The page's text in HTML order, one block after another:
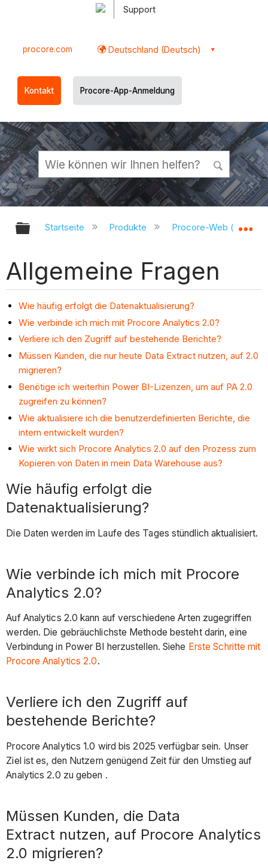
Support
procore.com Deutschland (Deutsch)
Kontakt Procore-App-Anmeldung
Globale Hierarchie auf- und
Startseite Produkte Procore-Web
Allgemeine Fragen
Wie häufig erfolgt die Datenaktualisierung?
Wie verbinde ich mich mit Procore Analytics 2.0?
Verliere ich den Zugriff auf bestehende Berichte?
Müssen Kunden, die nur heute Data Extract nutzen, auf 2.0
migrieren?
Benötige ich weiterhin Power BI-Lizenzen, um auf PA 2.0
zugreifen zu können?
Wie aktualisiere ich die benutzerdefinierten Berichte, die
intern entwickelt wurden?
Wie wirkt sich Procore Analytics 2.0 auf den Prozess zum
Kopieren von Daten in mein Data Warehouse aus?
Wie häufig erfolgt die
Datenaktualisierung?
Die Daten werden im Laufe des Tages stündlich aktualisiert.
Wie verbinde ich mich mit Procore
Analytics 2.0?
Auf Analytics 2.0 kann auf verschiedene Arten zugegriffen
werden. Die gebräuchlichste Methode besteht darin, eine
Verbindung in Power BI herzustellen. Siehe Erste Schritte mit
Procore Analytics 2.0.
Verliere ich den Zugriff auf
bestehende Berichte?
Procore Analytics 1.0 wird bis 2025 verfügbar sein. Unser
Ziel ist es, den Nutzern genügend Zeit für den Umstieg auf
Analytics 2.0 zu geben .
Müssen Kunden, die Data
Extract nutzen, auf Procore Analytics
2.0 migrieren?